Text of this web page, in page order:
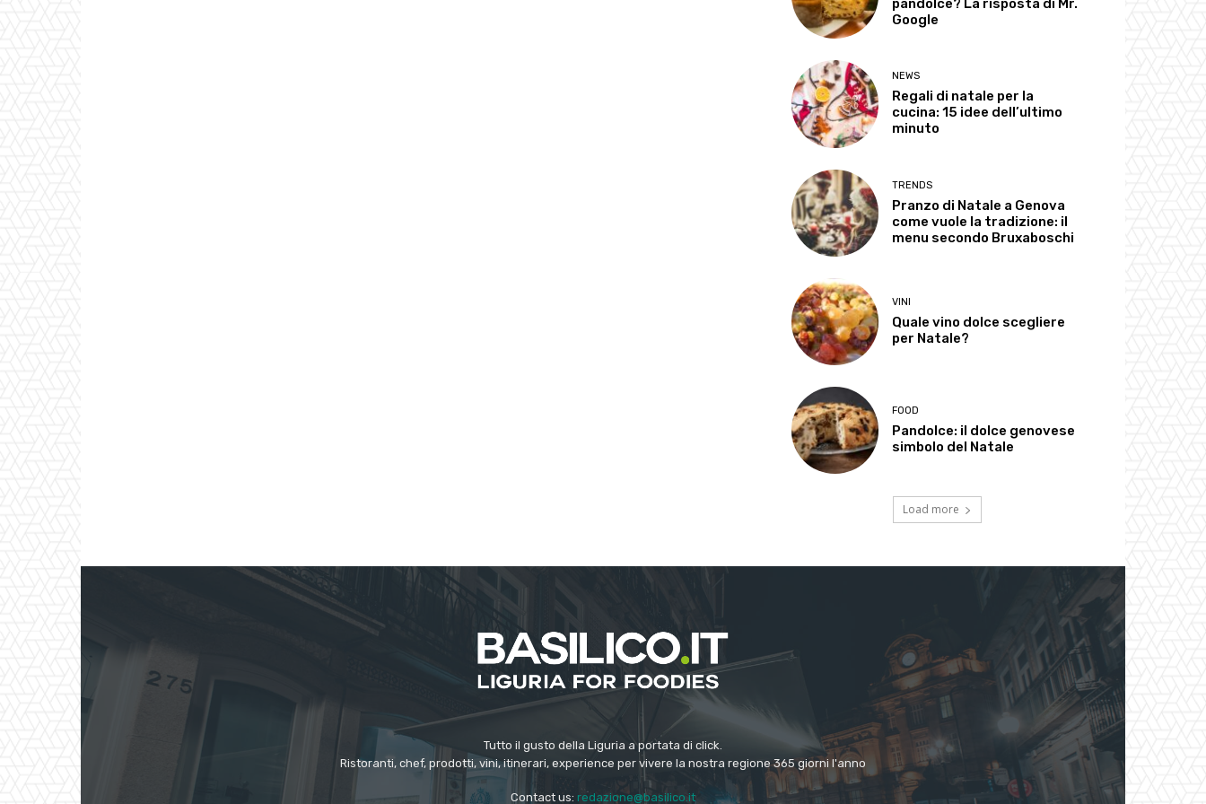
pandolce? La risposta di Mr.
Google
NEWS
Regali di natale per la
cucina: 15 idee dell’ultimo
minuto
TRENDS
Pranzo di Natale a Genova
come vuole la tradizione: il
menu secondo Bruxaboschi
VINI
Quale vino dolce scegliere
per Natale?
FOOD
Pandolce: il dolce genovese
simbolo del Natale
Load more
Tutto il gusto della Liguria a portata di click.
Ristoranti, chef, prodotti, vini, itinerari, experience per vivere la nostra regione 365 giorni l'anno
Contact us: redazione@basilico.it